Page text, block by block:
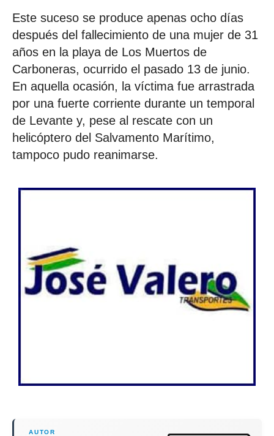
Este suceso se produce apenas ocho días
después del fallecimiento de una mujer de 31
años en la playa de Los Muertos de
Carboneras, ocurrido el pasado 13 de junio.
En aquella ocasión, la víctima fue arrastrada
por una fuerte corriente durante un temporal
de Levante y, pese al rescate con un
helicóptero del Salvamento Marítimo,
tampoco pudo reanimarse.